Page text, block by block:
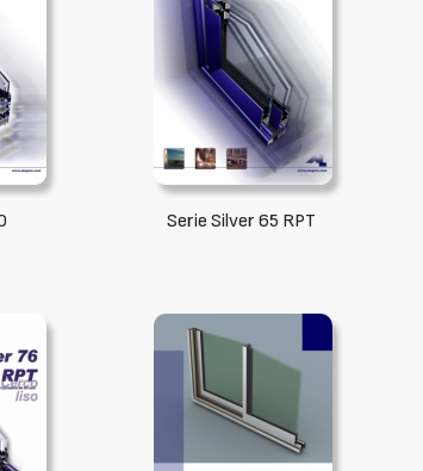
Serie Silver 65 RPT